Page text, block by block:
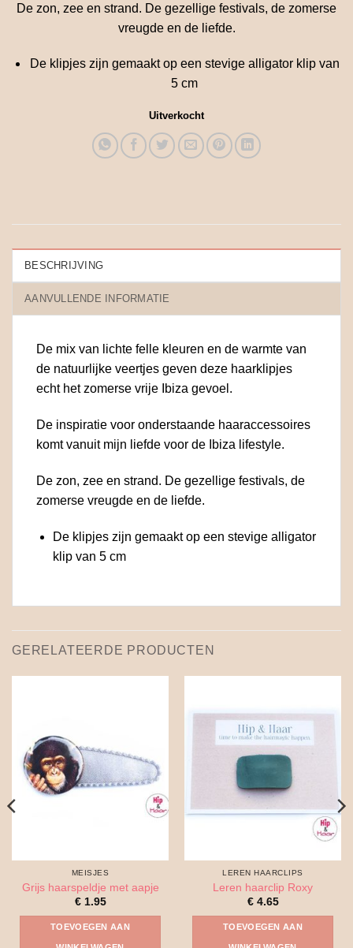
De zon, zee en strand. De gezellige festivals, de zomerse
vreugde en de liefde.
De klipjes zijn gemaakt op een stevige alligator klip van
5 cm
Uitverkocht
BESCHRIJVING
AANVULLENDE INFORMATIE
De mix van lichte felle kleuren en de warmte van
de natuurlijke veertjes geven deze haarklipjes
echt het zomerse vrije Ibiza gevoel.
De inspiratie voor onderstaande haaraccessoires
komt vanuit mijn liefde voor de Ibiza lifestyle.
De zon, zee en strand. De gezellige festivals, de
zomerse vreugde en de liefde.
De klipjes zijn gemaakt op een stevige alligator
klip van 5 cm
GERELATEERDE PRODUCTEN
MEISJES
Grijs haarspeldje met aapje
€1.95
TOEVOEGEN AAN
LEREN HAARCLIPS
Leren haarclip Roxy
€4.65
TOEVOEGEN AAN